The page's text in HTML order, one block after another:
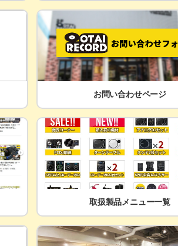
お問い合わせページ
取扱製品メニュー一覧